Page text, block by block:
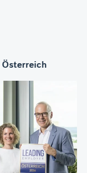
Österreich